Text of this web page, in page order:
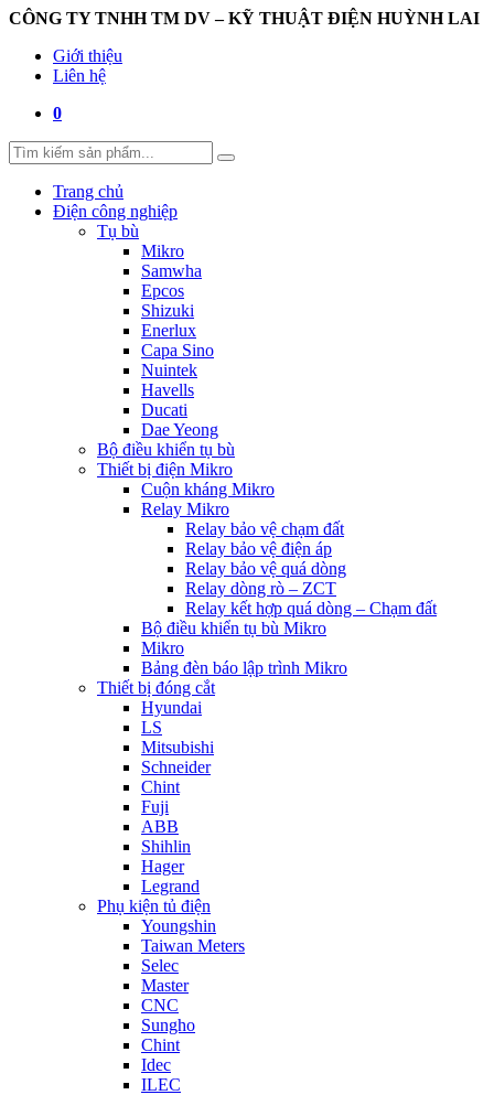
CÔNG TY TNHH TM DV – KỸ THUẬT ĐIỆN HUỲNH LAI
Giới thiệu
Liên hệ
0
Trang chủ
Điện công nghiệp
Tụ bù
Mikro
Samwha
Epcos
Shizuki
Enerlux
Capa Sino
Nuintek
Havells
Ducati
Dae Yeong
Bộ điều khiển tụ bù
Thiết bị điện Mikro
Cuộn kháng Mikro
Relay Mikro
Relay bảo vệ chạm đất
Relay bảo vệ điện áp
Relay bảo vệ quá dòng
Relay dòng rò – ZCT
Relay kết hợp quá dòng – Chạm đất
Bộ điều khiển tụ bù Mikro
Mikro
Bảng đèn báo lập trình Mikro
Thiết bị đóng cắt
Hyundai
LS
Mitsubishi
Schneider
Chint
Fuji
ABB
Shihlin
Hager
Legrand
Phụ kiện tủ điện
Youngshin
Taiwan Meters
Selec
Master
CNC
Sungho
Chint
Idec
ILEC